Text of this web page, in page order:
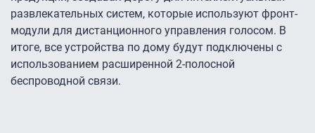
развлекательных систем, которые используют фронт-
модули для дистанционного управления голосом. В
итоге, все устройства по дому будут подключены с
использованием расширенной 2-полосной
беспроводной связи.